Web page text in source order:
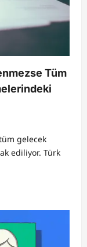
Tüm
gelecek
ediliyor. Türk